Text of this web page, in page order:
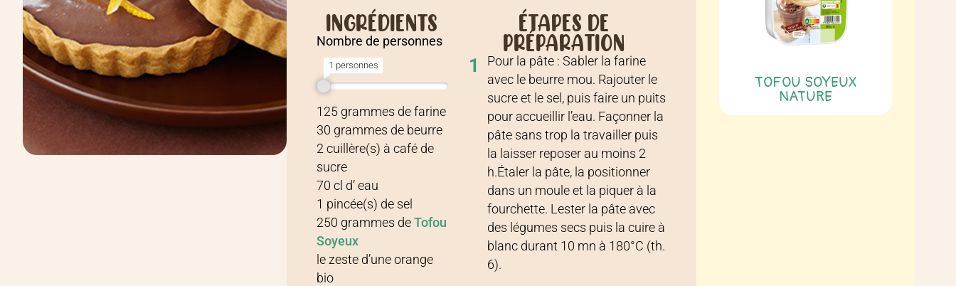
INGRÉDIENTS
Nombre de personnes
1 personnes
Recette pour 1 personne
125 grammes de farine
30 grammes de beurre
2 cuillère(s) à café de
sucre
70 cl d’ eau
1 pincée(s) de sel
250 grammes de Tofou
Soyeux
le zeste d’une orange
bio
ÉTAPES DE
PRÉPARATION
1
Pour la pâte : Sabler la farine
avec le beurre mou. Rajouter le
sucre et le sel, puis faire un puits
pour accueillir l’eau. Façonner la
pâte sans trop la travailler puis
la laisser reposer au moins 2
h.Étaler la pâte, la positionner
dans un moule et la piquer à la
fourchette. Lester la pâte avec
des légumes secs puis la cuire à
blanc durant 10 mn à 180°C (th.
6).
TOFOU SOYEUX
NATURE